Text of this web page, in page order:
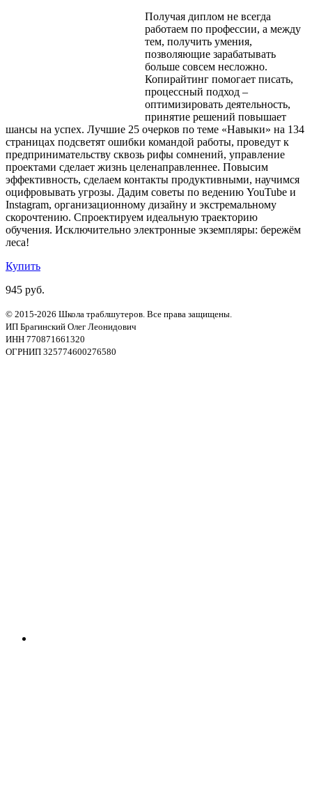
Получая диплом не всегда
работаем по профессии, а между
тем, получить умения,
позволяющие зарабатывать
больше совсем несложно.
Копирайтинг помогает писать,
процессный подход –
оптимизировать деятельность,
принятие решений повышает
шансы на успех. Лучшие 25 очерков по теме «Навыки» на 134
страницах подсветят ошибки командой работы, проведут к
предпринимательству сквозь рифы сомнений, управление
проектами сделает жизнь целенаправленнее. Повысим
эффективность, сделаем контакты продуктивными, научимся
оцифровывать угрозы. Дадим советы по ведению YouTube и
Instagram, организационному дизайну и экстремальному
скорочтению. Спроектируем идеальную траекторию
обучения. Исключительно электронные экземпляры: бережём
леса!
Купить
945 руб.
© 2015-2026 Школа траблшутеров. Все права защищены.
ИП Брагинский Олег Леонидович
ИНН 770871661320
ОГРНИП 325774600276580